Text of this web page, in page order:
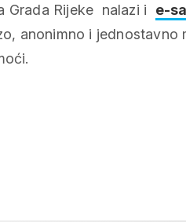
Grada Rijeke nalazi i e-
anonimno i jednostavno